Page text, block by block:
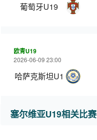
葡萄牙U19
欧青U19
2026-06-09 23:00
哈萨克斯坦U19
塞尔维亚U19相关比赛